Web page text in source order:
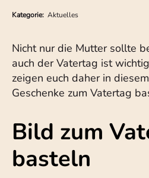
Kategorie: Aktuelles
Nicht nur die Mutter sollte
auch der Vatertag ist
zeigen euch daher in
Geschenke zum Vatertag
Bild zum
basteln